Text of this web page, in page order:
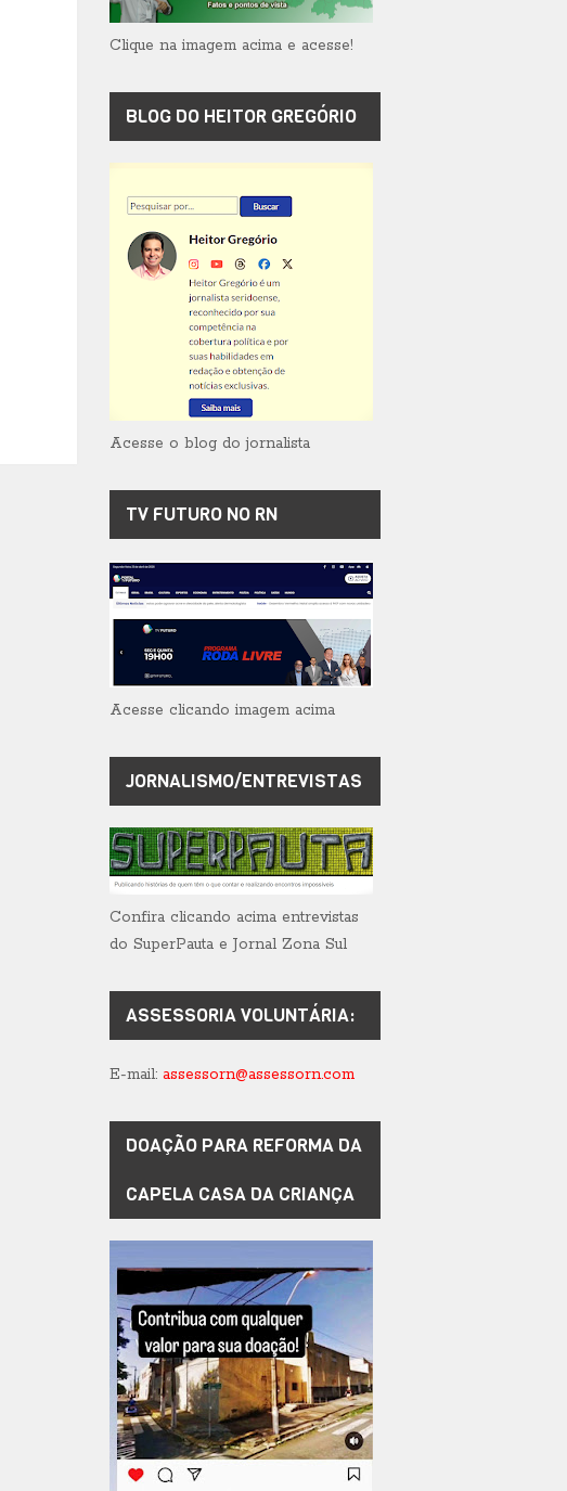
Clique na imagem acima e acesse!
BLOG DO HEITOR GREGÓRIO
Acesse o blog do jornalista
TV FUTURO NO RN
Acesse clicando imagem acima
JORNALISMO/ENTREVISTAS
Confira clicando acima entrevistas
do SuperPauta e Jornal Zona Sul
ASSESSORIA VOLUNTÁRIA:
E-mail: assessorn@assessorn.com
DOAÇÃO PARA REFORMA DA
CAPELA CASA DA CRIANÇA